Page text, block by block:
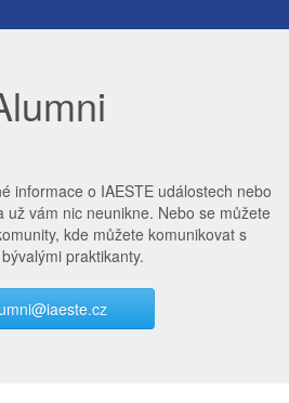
informace o IAESTE událostech nebo
už vám nic neunikne. Nebo se můžete
kde můžete komunikovat s
praktikanty.